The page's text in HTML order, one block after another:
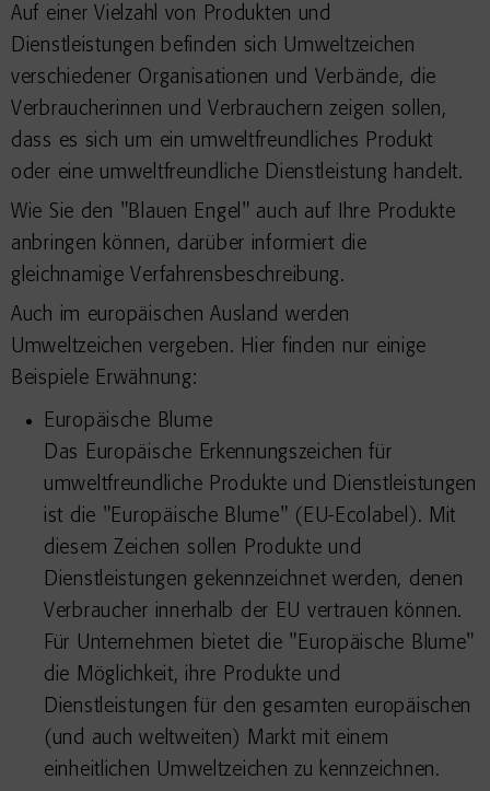
Auf einer Vielzahl von Produkten und
Dienstleistungen befinden sich Umweltzeichen
verschiedener Organisationen und Verbände, die
Verbraucherinnen und Verbrauchern zeigen sollen,
dass es sich um ein umweltfreundliches Produkt
oder eine umweltfreundliche Dienstleistung handelt.
Wie Sie den "Blauen Engel" auch auf Ihre Produkte
anbringen können, darüber informiert die
gleichnamige Verfahrensbeschreibung.
Auch im europäischen Ausland werden
Umweltzeichen vergeben. Hier finden nur einige
Beispiele Erwähnung:
Europäische Blume
Das Europäische Erkennungszeichen für
umweltfreundliche Produkte und Dienstleistungen
ist die "Europäische Blume" (EU-Ecolabel). Mit
diesem Zeichen sollen Produkte und
Dienstleistungen gekennzeichnet werden, denen
Verbraucher innerhalb der EU vertrauen können.
Für Unternehmen bietet die "Europäische Blume"
die Möglichkeit, ihre Produkte und
Dienstleistungen für den gesamten europäischen
(und auch weltweiten) Markt mit einem
einheitlichen Umweltzeichen zu kennzeichnen.